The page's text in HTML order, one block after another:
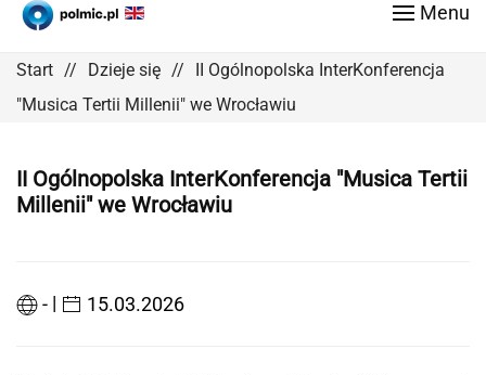
Menu
Start Dzieje się
II Ogólnopolska InterKonferencja
"Musica Tertii Millenii" we Wrocławiu
II Ogólnopolska InterKonferencja "Musica Tertii
Millenii" we Wrocławiu
- | 15.03.2026